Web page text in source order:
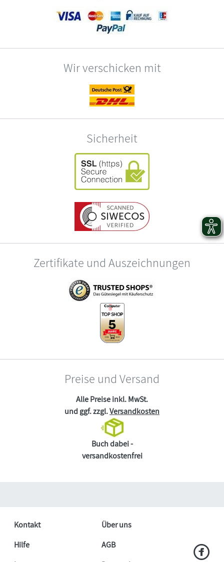
Wir verschicken mit
Sicherheit
Zertifikate und Auszeichnungen
Preise und Versand
Alle Preise inkl. MwSt.
und ggf. zzgl.Versandkosten
Buch dabei -
versandkostenfrei
Kontakt
Über uns
Hilfe
AGB